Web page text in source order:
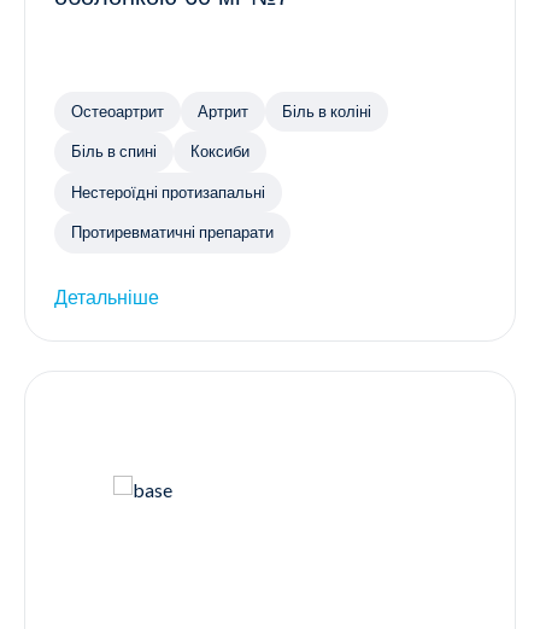
Остеоартрит Артрит Біль в коліні
Біль в спині Коксиби
Нестероїдні протизапальні
Протиревматичні препарати
Детальніше